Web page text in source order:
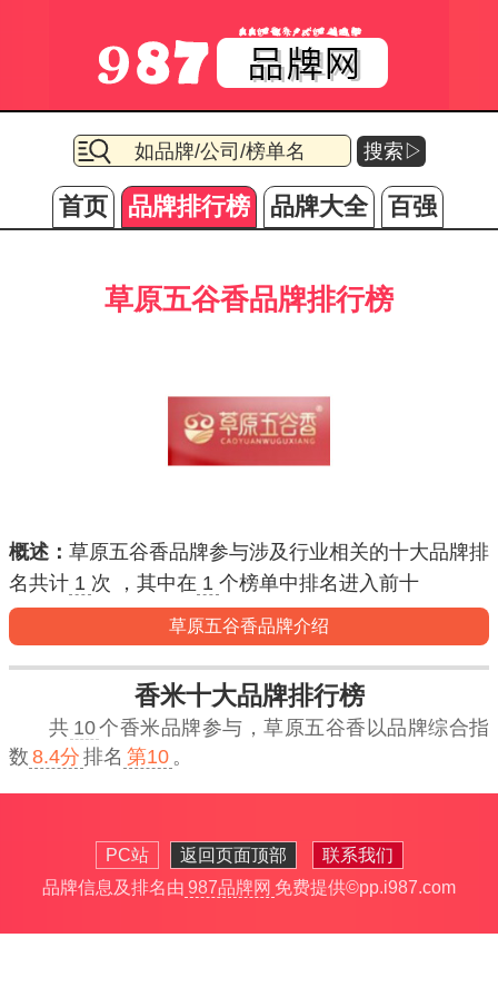
搜索▷
首页 品牌排行榜 品牌大全 百强
草原五谷香品牌排行榜
概述： 草原五谷香品牌参与涉及行业相关的十大品牌排
名共计 1 次 ，其中在 1 个榜单中排名进入前十
草原五谷香品牌介绍
香米十大品牌排行榜
共 10个香米品牌参与， 草原五谷香 以品牌综合指
数 8.4分 排名 第10 。
PC站 返回页面顶部
联系我们
品牌信息及排名由 987品牌网 免费提供©pp.i987.com